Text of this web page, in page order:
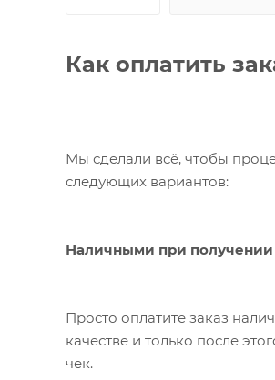
Как оплатить
Мы сделали всё, чтобы
следующих вариантов:
Наличными при получении
Просто оплатите заказ
качестве и только после
чек.